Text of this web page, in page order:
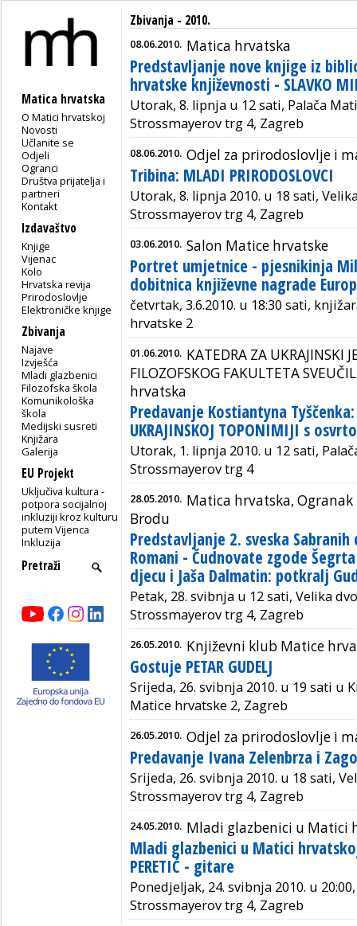
Matica hrvatska
O Matici hrvatskoj
Novosti
Učlanite se
Odjeli
Ogranci
Društva prijatelja i
partneri
Kontakt
Izdavaštvo
Knjige
Vijenac
Kolo
Hrvatska revija
Prirodoslovlje
Elektroničke knjige
Zbivanja
Najave
Izvješća
Mladi glazbenici
Filozofska škola
Komunikološka
škola
Medijski susreti
Knjižara
Galerija
EU Projekt
Uključiva kultura -
potpora socijalnoj
inkluziji kroz kulturu
putem Vijenca
Inkluzija
Zbivanja - 2010.
08.06.2010. Matica hrvatska
Predstavljanje nove knjige iz
hrvatske književnosti - SLAVKO
Utorak, 8. lipnja u 12 sati, Palača
Strossmayerov trg 4, Zagreb
08.06.2010. Odjel za prirodoslovlje i
Tribina: MLADI PRIRODOSLOVCI
Utorak, 8. lipnja 2010. u 18 sati,
Strossmayerov trg 4, Zagreb
03.06.2010. Salon Matice hrvatske
Portret umjetnice - pjesnikinja
dobitnica književne nagrade
četvrtak, 3.6.2010. u 18:30 sati,
hrvatske 2
01.06.2010. KATEDRA ZA UKRAJINSKI
FILOZOFSKOG FAKULTETA
hrvatska
Predavanje Kostiantyna Tyščenka:
UKRAJINSKOJ TOPONIMIJI s
Utorak, 1. lipnja 2010. u 12 sati,
Strossmayerov trg 4
28.05.2010. Matica hrvatska,
Brodu
Predstavljanje 2. sveska
Romani - Čudnovate zgode
djecu i Jaša Dalmatin: potkralj
Petak, 28. svibnja u 12 sati, Velika
Strossmayerov trg 4, Zagreb
26.05.2010. Književni klub Matice
Gostuje PETAR GUDELJ
Srijeda, 26. svibnja 2010. u 19 sati u
Matice hrvatske 2, Zagreb
26.05.2010. Odjel za prirodoslovlje i
Predavanje Ivana Zelenbrza i
Srijeda, 26. svibnja 2010. u 18 sati,
Strossmayerov trg 4, Zagreb
24.05.2010. Mladi glazbenici u Matici
Mladi glazbenici u Matici hrvatskoj
PERETIĆ - gitare
Ponedjeljak, 24. svibnja 2010. u
Strossmayerov trg 4, Zagreb